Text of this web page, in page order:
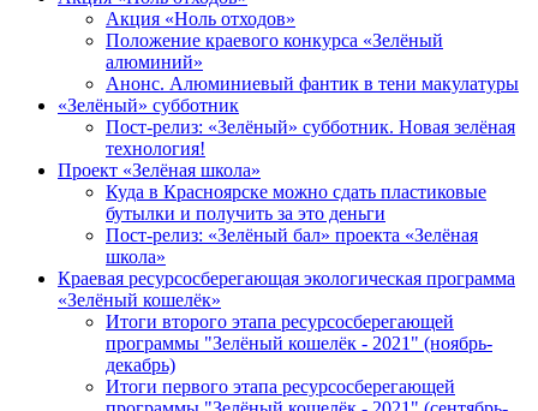
Акция «Ноль отходов»
Положение краевого конкурса «Зелёный
алюминий»
Анонс. Алюминиевый фантик в тени макулатуры
«Зелёный» субботник
Пост-релиз: «Зелёный» субботник. Новая зелёная
технология!
Проект «Зелёная школа»
Куда в Красноярске можно сдать пластиковые
бутылки и получить за это деньги
Пост-релиз: «Зелёный бал» проекта «Зелёная
школа»
Краевая ресурсосберегающая экологическая программа
«Зелёный кошелёк»
Итоги второго этапа ресурсосберегающей
программы "Зелёный кошелёк - 2021" (ноябрь-
декабрь)
Итоги первого этапа ресурсосберегающей